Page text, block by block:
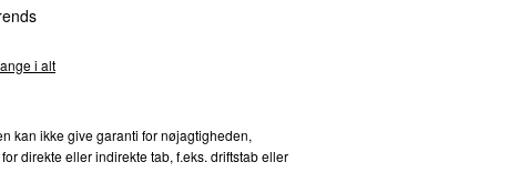
i alt
kan ikke give garanti for nøjagtigheden,
direkte eller indirekte tab, f.eks. driftstab eller